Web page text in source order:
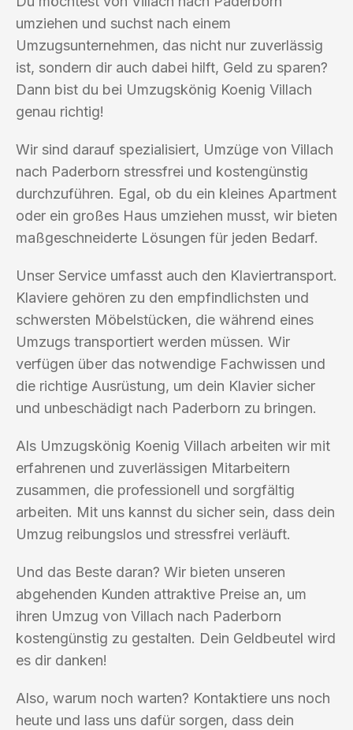
umziehen und suchst nach einem
Umzugsunternehmen, das nicht nur zuverlässig
ist, sondern dir auch dabei hilft, Geld zu sparen?
Dann bist du bei Umzugskönig Koenig Villach
genau richtig!
Wir sind darauf spezialisiert, Umzüge von Villach
nach Paderborn stressfrei und kostengünstig
durchzuführen. Egal, ob du ein kleines Apartment
oder ein großes Haus umziehen musst, wir bieten
maßgeschneiderte Lösungen für jeden Bedarf.
Unser Service umfasst auch den Klaviertransport.
Klaviere gehören zu den empfindlichsten und
schwersten Möbelstücken, die während eines
Umzugs transportiert werden müssen. Wir
verfügen über das notwendige Fachwissen und
die richtige Ausrüstung, um dein Klavier sicher
und unbeschädigt nach Paderborn zu bringen.
Als Umzugskönig Koenig Villach arbeiten wir mit
erfahrenen und zuverlässigen Mitarbeitern
zusammen, die professionell und sorgfältig
arbeiten. Mit uns kannst du sicher sein, dass dein
Umzug reibungslos und stressfrei verläuft.
Und das Beste daran? Wir bieten unseren
abgehenden Kunden attraktive Preise an, um
ihren Umzug von Villach nach Paderborn
kostengünstig zu gestalten. Dein Geldbeutel wird
es dir danken!
Also, warum noch warten? Kontaktiere uns noch
heute und lass uns dafür sorgen, dass dein